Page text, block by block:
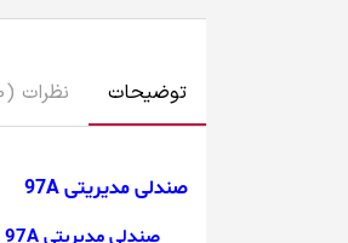
توضیحات نظرات (0)
صندلی مدیریتی 97A
صندلی مدیریتی 97A